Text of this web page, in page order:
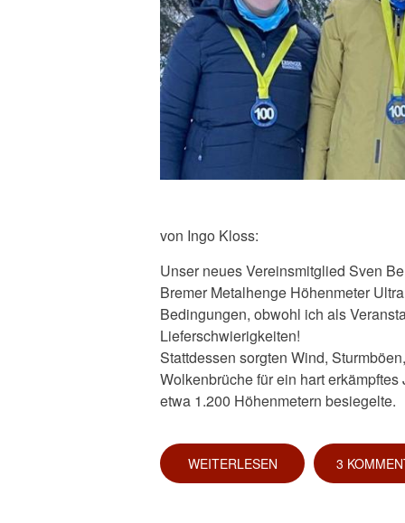
von Ingo Kloss:
Unser neues Vereinsmitglied Sven
Bremer Metalhenge Höhenmeter
Bedingungen, obwohl ich als
Lieferschwierigkeiten!
Stattdessen sorgten Wind,
Wolkenbrüche für ein hart
etwa 1.200 Höhenmetern besiegelte.
WEITERLESEN ÜBER
100.
MARATHON
3